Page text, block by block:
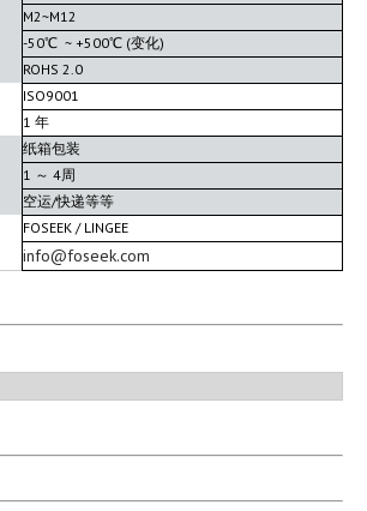
M2~M12
-50℃ ~ +500℃ (变化)
ROHS 2.0
ISO9001
1 年
纸箱包装
1 ～ 4周
空运/快递等等
FOSEEK / LINGEE
info@foseek.com